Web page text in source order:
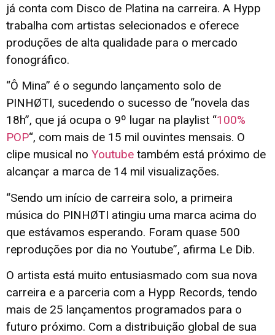
já conta com Disco de Platina na carreira. A Hypp
trabalha com artistas selecionados e oferece
produções de alta qualidade para o mercado
fonográfico.
“Ô Mina” é o segundo lançamento solo de
PINHØTI, sucedendo o sucesso de “novela das
18h”, que já ocupa o 9º lugar na playlist “100%
POP“, com mais de 15 mil ouvintes mensais. O
clipe musical no Youtube também está próximo de
alcançar a marca de 14 mil visualizações.
“Sendo um início de carreira solo, a primeira
música do PINHØTI atingiu uma marca acima do
que estávamos esperando. Foram quase 500
reproduções por dia no Youtube”, afirma Le Dib.
O artista está muito entusiasmado com sua nova
carreira e a parceria com a Hypp Records, tendo
mais de 25 lançamentos programados para o
futuro próximo. Com a distribuição global de sua